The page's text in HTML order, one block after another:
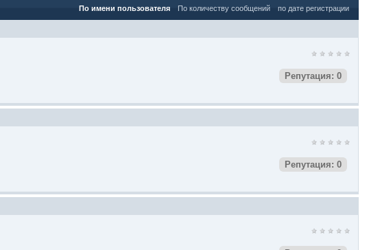
По имени пользователя По количеству сообщений по дате регистрации
Репутация: 0
Репутация: 0